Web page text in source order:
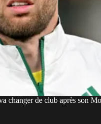
changer de club après son